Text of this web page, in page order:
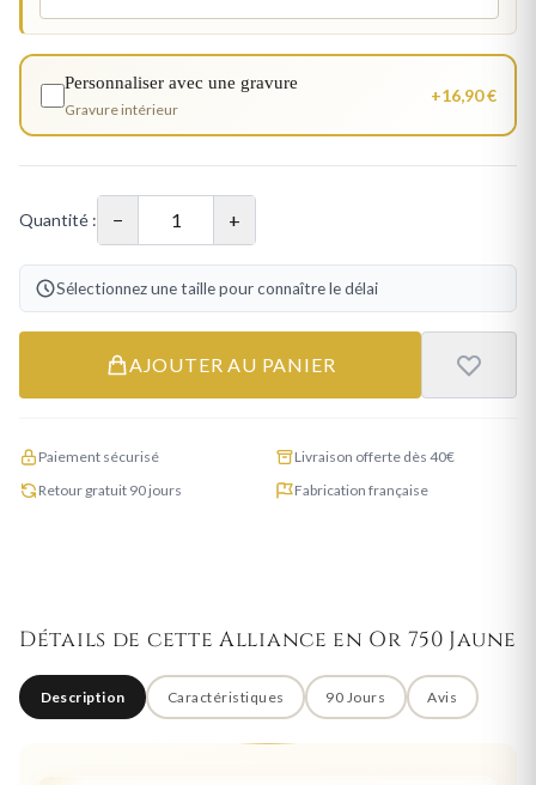
Personnaliser avec une gravure
Gravure intérieur
+16,90 €
Quantité : − +
Sélectionnez une taille pour connaître le délai
AJOUTER AU PANIER
Paiement sécurisé
Livraison offerte dès 40€
Retour gratuit 90 jours
Fabrication française
Détails de cette Alliance en Or 750 Jaune
Description Caractéristiques 90 Jours Avis